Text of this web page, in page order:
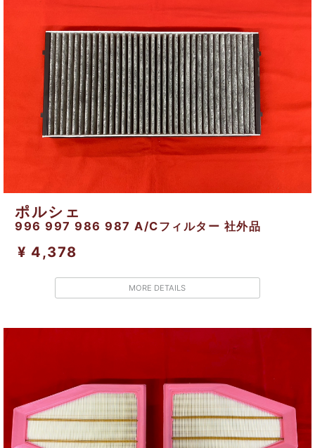
ポルシェ
996 997 986 987 A/Cフィルター 社外品
¥ 4,378
MORE DETAILS